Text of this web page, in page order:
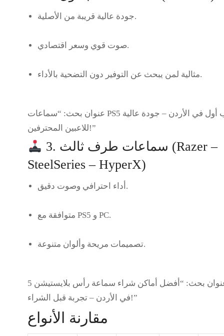
جودة عالية قريبة من الأصلية.
صوت قوي وسعر اقتصادي.
مثالية لمن يبحث عن التوفير دون التضحية بالأداء.
عنوان بحث: “سماعات PS5 نخب أول في الأردن – جودة عالية
للاعبين المحترفين!”
3. سماعات طرف ثالث (Razer –
SteelSeries – HyperX)
أداء احترافي وصوت دقيق.
متوافقة مع PS5 و PC.
تصميمات مريحة وألوان متنوعة.
بحث:
“أفضل أماكن شراء سماعة رأس بلايستيشن 5
في الأردن – تجربة قبل الشراء!”
مقارنة الأنواع